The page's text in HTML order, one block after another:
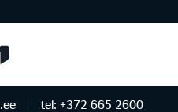
tel: +372 665 2600